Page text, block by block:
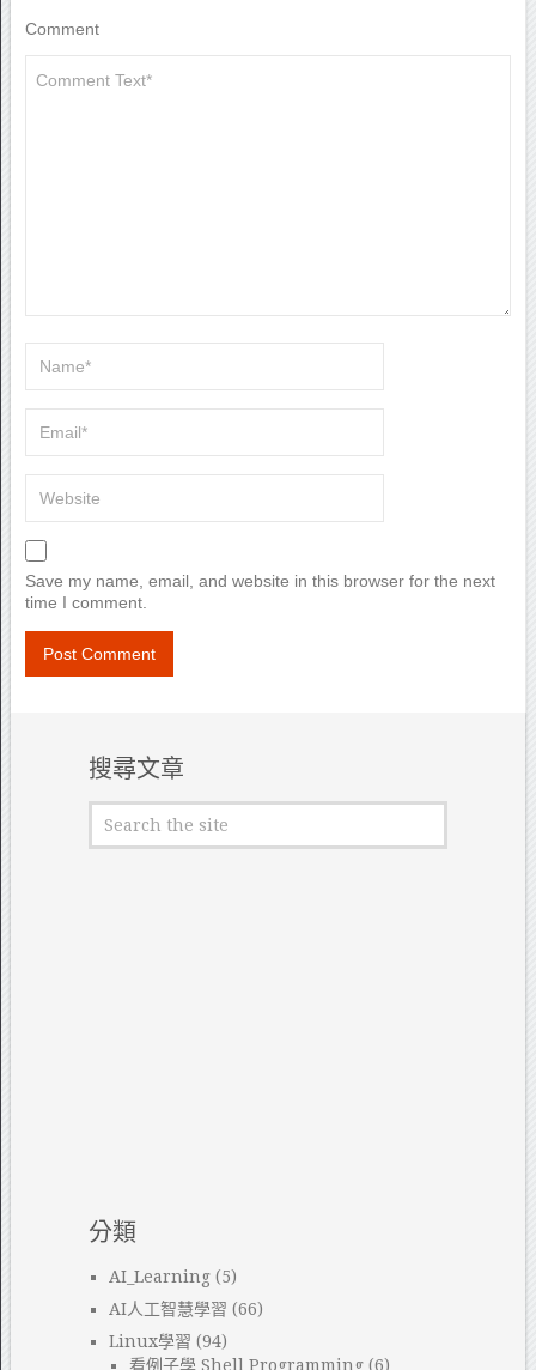
Comment
Save my name, email, and website in this browser for the next
time I comment.
搜尋文章
分類
AI_Learning(5)
AI人工智慧學習 (66)
Linux學習 (94)
看例子學 Shell Programming(6)